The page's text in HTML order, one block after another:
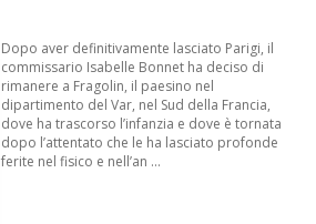
Dopo aver definitivamente lasciato Parigi, il
commissario Isabelle Bonnet ha deciso di
rimanere a Fragolin, il paesino nel
dipartimento del Var, nel Sud della Francia,
dove ha trascorso l’infanzia e dove è tornata
dopo l’attentato che le ha lasciato profonde
ferite nel fisico e nell’an ...